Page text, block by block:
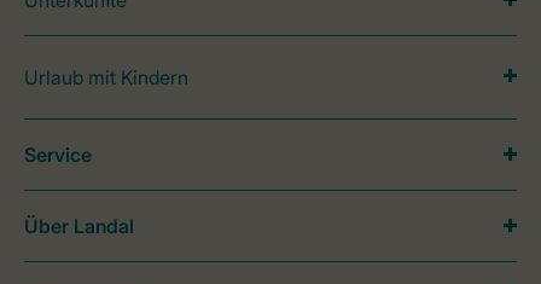
Urlaub mit Kindern
Service
Über Landal